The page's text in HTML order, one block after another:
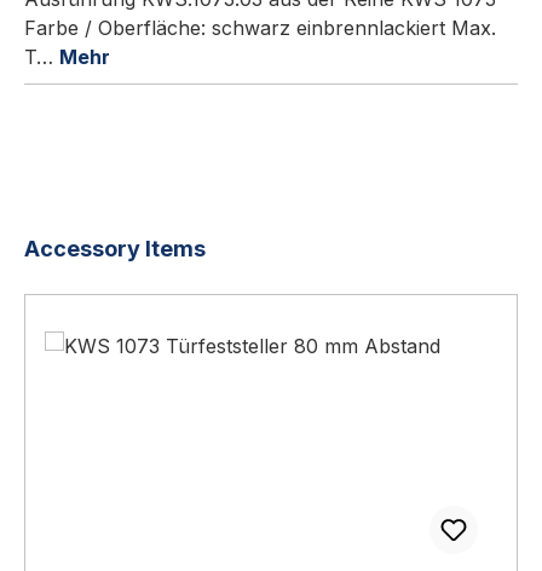
Farbe / Oberfläche: schwarz einbrennlackiert Max.
T… Mehr
Produktgalerie überspringen
Accessory Items